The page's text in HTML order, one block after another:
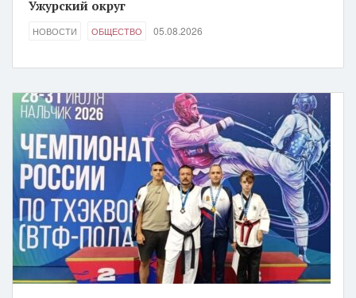
Ужурский округ
НОВОСТИ ОБЩЕСТВО 05.08.2026